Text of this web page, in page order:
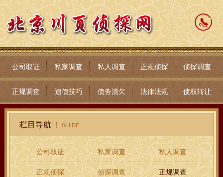
公司取证 私家调查 私人调查 正规侦探 侦探调查
正规调查 追债技巧 债务清欠 法律法规 债权转让
栏目导航 GUIDE
公司取证 私家调查 私人调查
正规侦探 侦探调查 正规调查